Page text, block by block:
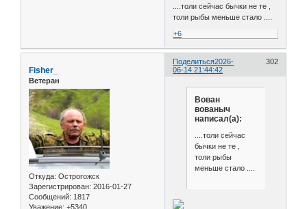
....толи сейчас бычки не те ,
толи рыбы меньше стало ....
+6
Поделиться 302
2026-
06-14 21:44:42
Fisher_
Ветеран
Откуда: Острогожск
Зарегистрирован: 2016-01-27
Сообщений: 1817
Уважение: +5340
Вован
вованыч
написал(а):
....толи сейчас
бычки не те ,
толи рыбы
меньше стало ....